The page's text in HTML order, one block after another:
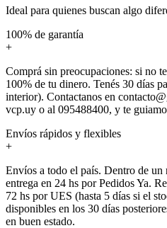
Ideal para quienes buscan algo
100% de garantía
+
Comprá sin preocupaciones: si no
100% de tu dinero. Tenés 30 días
interior). Contactanos en
vcp.uy o al 095488400, y te
Envíos rápidos y flexibles
+
Envíos a todo el país. Dentro de
entrega en 24 hs por Pedidos Ya.
72 hs por UES (hasta 5 días si el
disponibles en los 30 días
en buen estado.